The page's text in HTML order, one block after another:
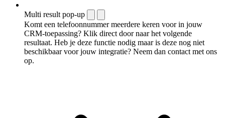
Multi result pop-up
Komt een telefoonnummer meerdere keren voor in jouw
CRM-toepassing? Klik direct door naar het volgende
resultaat. Heb je deze functie nodig maar is deze nog niet
beschikbaar voor jouw integratie? Neem dan contact met ons
op.